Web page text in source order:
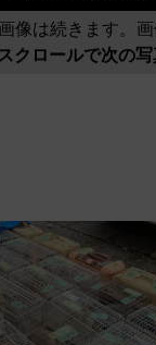
像は続きます。画
クロールで次の写